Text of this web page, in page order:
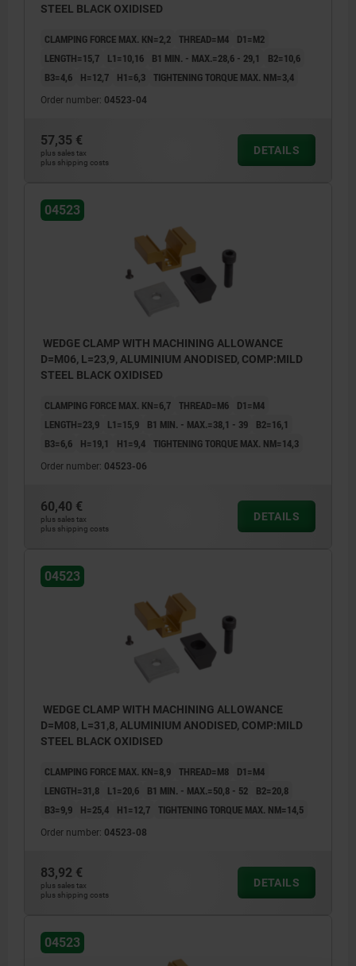
1) The locking plate is only used for
machining the form, not for clamping the
STEEL BLACK OXIDISED
CLAMPING FORCE MAX. KN=2,2 THREAD=M4
D1=M2
LENGTH=15,7
L1=10,16 B1 MIN. - MAX.=28,6 - 29,1
B2=10,6
B3=4,6
H=12,7 H1=6,3 TIGHTENING TORQUE MAX. NM=3,4
Order number: 04523-04
57,35 €
plus sales tax
plus shipping costs
DETAILS
04523
WEDGE CLAMP WITH MACHINING ALLOWANCE
D=M06, L=23,9, ALUMINIUM ANODISED, COMP:MILD
STEEL BLACK OXIDISED
CLAMPING FORCE MAX. KN=6,7 THREAD=M6
D1=M4
LENGTH=23,9
L1=15,9 B1 MIN. - MAX.=38,1 - 39
B2=16,1
B3=6,6
H=19,1 H1=9,4 TIGHTENING TORQUE MAX. NM=14,3
Order number: 04523-06
60,40 €
plus sales tax
plus shipping costs
DETAILS
04523
WEDGE CLAMP WITH MACHINING ALLOWANCE
D=M08, L=31,8, ALUMINIUM ANODISED, COMP:MILD
STEEL BLACK OXIDISED
CLAMPING FORCE MAX. KN=8,9 THREAD=M8
D1=M4
LENGTH=31,8
L1=20,6 B1 MIN. - MAX.=50,8 - 52
B2=20,8
B3=9,9
H=25,4 H1=12,7 TIGHTENING TORQUE MAX. NM=14,5
Order number: 04523-08
83,92 €
plus sales tax
plus shipping costs
DETAILS
04523